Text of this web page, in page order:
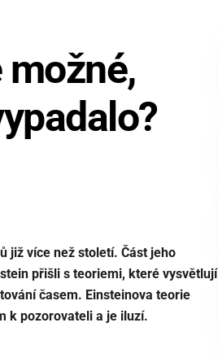
již více než století. Část jeho
přišli s teoriemi, které vysvětlují
časem. Einsteinova teorie
k pozorovateli a je iluzí.